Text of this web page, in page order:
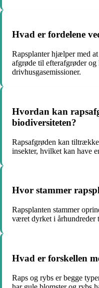
Hvad er fordelene
Rapsplanter hjælper med
afgrøde til efterafgrøder
drivhusgasemissioner.
Hvordan kan
biodiversiteten?
Rapsafgrøden kan
insekter, hvilket kan have
Hvor stammer
Rapsplanten stammer
været dyrket i århundreder
Hvad er forskellen
Raps og rybs er begge